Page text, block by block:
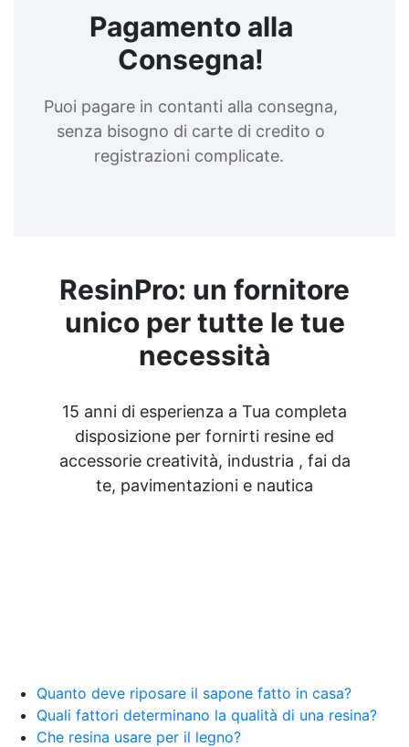
Pagamento alla
Consegna!
Puoi pagare in contanti alla consegna,
senza bisogno di carte di credito o
registrazioni complicate.
ResinPro: un fornitore
unico per tutte le tue
necessità
15 anni di esperienza a Tua completa
disposizione per fornirti resine ed
accessorie creatività, industria , fai da
te, pavimentazioni e nautica
Quanto deve riposare il sapone fatto in casa?
Quali fattori determinano la qualità di una resina?
Che resina usare per il legno?